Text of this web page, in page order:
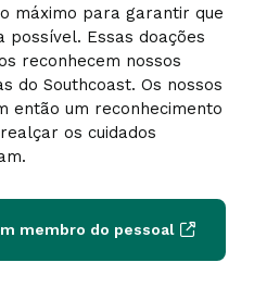
máximo para garantir que
Essas doações
reconhecem nossos
do Southcoast. Os nossos
então um reconhecimento
os cuidados
membro do pessoal